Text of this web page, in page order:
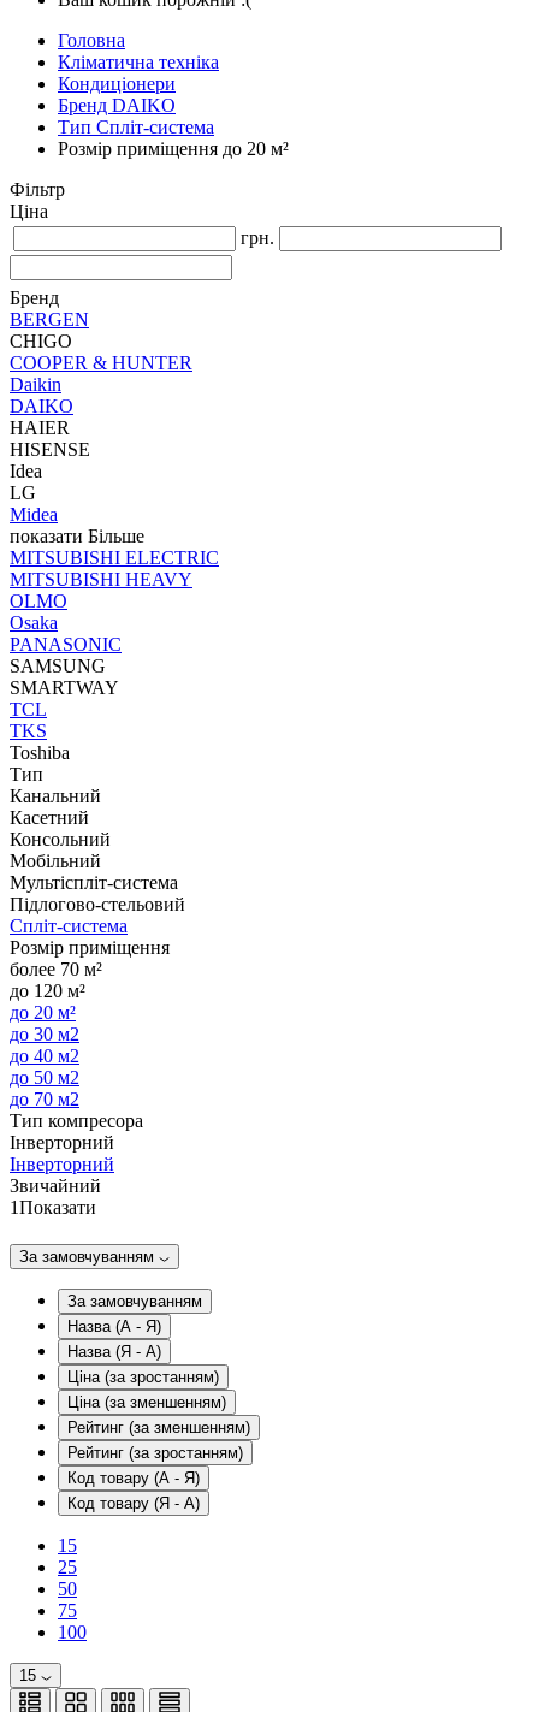
Головна
Кліматична техніка
Кондиціонери
Бренд DAIKO
Тип Спліт-система
Розмір приміщення до 20 м²
Фільтр
Ціна
грн.
Бренд
BERGEN
CHIGO
COOPER & HUNTER
Daikin
DAIKO
HAIER
HISENSE
Idea
LG
Midea
показати Більше
MITSUBISHI ELECTRIC
MITSUBISHI HEAVY
OLMO
Osaka
PANASONIC
SAMSUNG
SMARTWAY
TCL
TKS
Toshiba
Тип
Канальний
Касетний
Консольний
Мобільний
Мультіспліт-система
Підлогово-стельовий
Спліт-система
Розмір приміщення
более 70 м²
до 120 м²
до 20 м²
до 30 м2
до 40 м2
до 50 м2
до 70 м2
Тип компресора
Інверторний
Інверторний
Звичайний
1Показати
За замовчуванням
За замовчуванням
Назва (А - Я)
Назва (Я - А)
Ціна (за зростанням)
Ціна (за зменшенням)
Рейтинг (за зменшенням)
Рейтинг (за зростанням)
Код товару (А - Я)
Код товару (Я - А)
15
25
50
75
100
15